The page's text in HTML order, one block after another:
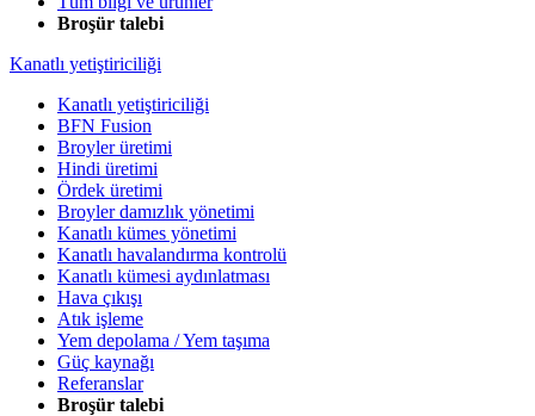
Broşür talebi
Kanatlı yetiştiriciliği
Kanatlı yetiştiriciliği
BFN Fusion
Broyler üretimi
Hindi üretimi
Ördek üretimi
Broyler damızlık yönetimi
Kanatlı kümes yönetimi
Kanatlı havalandırma kontrolü
Kanatlı kümesi aydınlatması
Hava çıkışı
Atık işleme
Yem depolama / Yem taşıma
Güç kaynağı
Referanslar
Broşür talebi